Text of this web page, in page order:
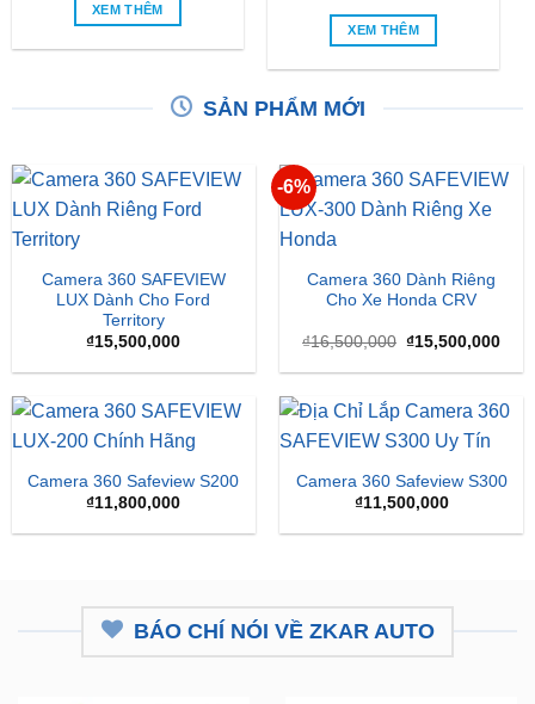
XEM THÊM
XEM THÊM
SẢN PHẨM MỚI
Camera 360 SAFEVIEW
LUX Dành Cho Ford
Territory
₫15,500,000
-6%
Camera 360 Dành Riêng
Cho Xe Honda CRV
₫16,500,000 Giá
là:
₫15,500,000Giá
tại
Camera 360 Safeview S200
₫11,800,000
Camera 360 Safeview S300
₫11,500,000
BÁO CHÍ NÓI VỀ ZKAR AUTO